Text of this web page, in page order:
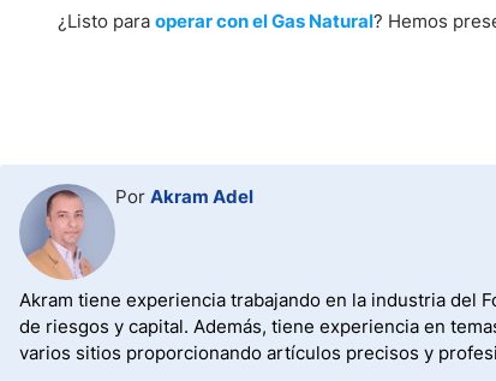
¿Listo para operar con el Gas Natural? Hemos
Por Akram Adel
Akram tiene experiencia trabajando en la industria del
de riesgos y capital. Además, tiene experiencia en
varios sitios proporcionando artículos precisos y